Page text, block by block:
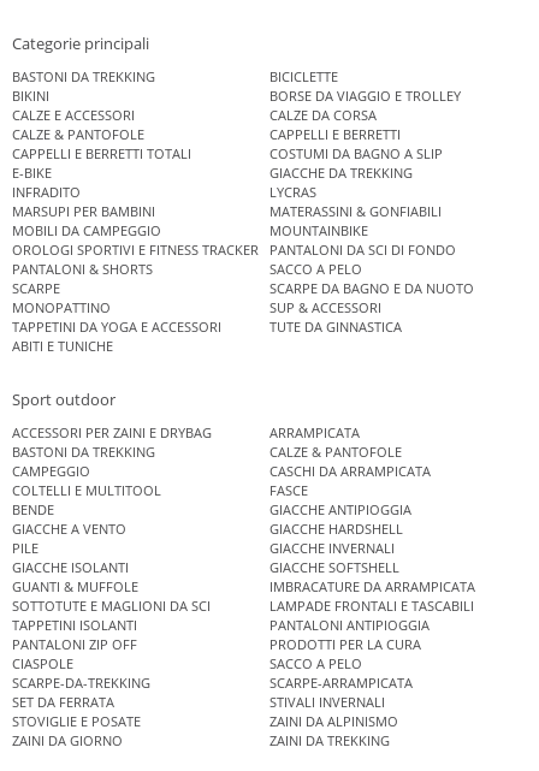
Categorie principali
BASTONI DA TREKKING
BICICLETTE
BIKINI
BORSE DA VIAGGIO E TROLLEY
CALZE E ACCESSORI
CALZE DA CORSA
CALZE & PANTOFOLE
CAPPELLI E BERRETTI
CAPPELLI E BERRETTI TOTALI
COSTUMI DA BAGNO A SLIP
E-BIKE
GIACCHE DA TREKKING
INFRADITO
LYCRAS
MARSUPI PER BAMBINI
MATERASSINI & GONFIABILI
MOBILI DA CAMPEGGIO
MOUNTAINBIKE
OROLOGI SPORTIVI E FITNESS TRACKER
PANTALONI DA SCI DI FONDO
PANTALONI & SHORTS
SACCO A PELO
SCARPE
SCARPE DA BAGNO E DA NUOTO
MONOPATTINO
SUP & ACCESSORI
TAPPETINI DA YOGA E ACCESSORI
TUTE DA GINNASTICA
ABITI E TUNICHE
Sport outdoor
ACCESSORI PER ZAINI E DRYBAG
ARRAMPICATA
BASTONI DA TREKKING
CALZE & PANTOFOLE
CAMPEGGIO
CASCHI DA ARRAMPICATA
COLTELLI E MULTITOOL
FASCE
BENDE
GIACCHE ANTIPIOGGIA
GIACCHE A VENTO
GIACCHE HARDSHELL
PILE
GIACCHE INVERNALI
GIACCHE ISOLANTI
GIACCHE SOFTSHELL
GUANTI & MUFFOLE
IMBRACATURE DA ARRAMPICATA
SOTTOTUTE E MAGLIONI DA SCI
LAMPADE FRONTALI E TASCABILI
TAPPETINI ISOLANTI
PANTALONI ANTIPIOGGIA
PANTALONI ZIP OFF
PRODOTTI PER LA CURA
CIASPOLE
SACCO A PELO
SCARPE-DA-TREKKING
SCARPE-ARRAMPICATA
SET DA FERRATA
STIVALI INVERNALI
STOVIGLIE E POSATE
ZAINI DA ALPINISMO
ZAINI DA GIORNO
ZAINI DA TREKKING